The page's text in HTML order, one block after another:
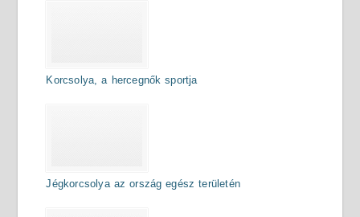
Korcsolya, a hercegnők sportja
Jégkorcsolya az ország egész területén